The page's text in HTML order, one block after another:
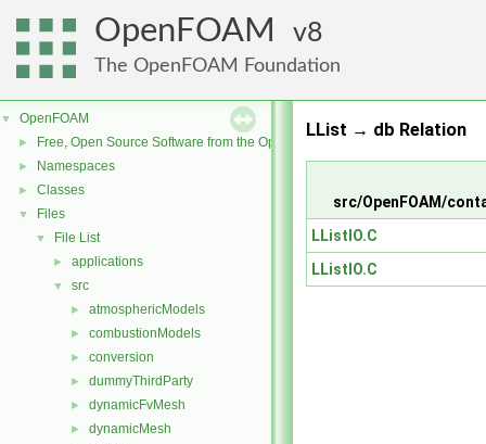
OpenFOAM 8
The OpenFOAM Foundation
▼ OpenFOAM
► Free, Open Source Software from the OpenFOAM Foundation
► Namespaces
► Classes
▼ Files
▼ File List
► applications
▼ src
► atmosphericModels
► combustionModels
► conversion
► dummyThirdParty
► dynamicFvMesh
► dynamicMesh
LList → db Relation
src/OpenFOAM/
LListIO.C
LListIO.C